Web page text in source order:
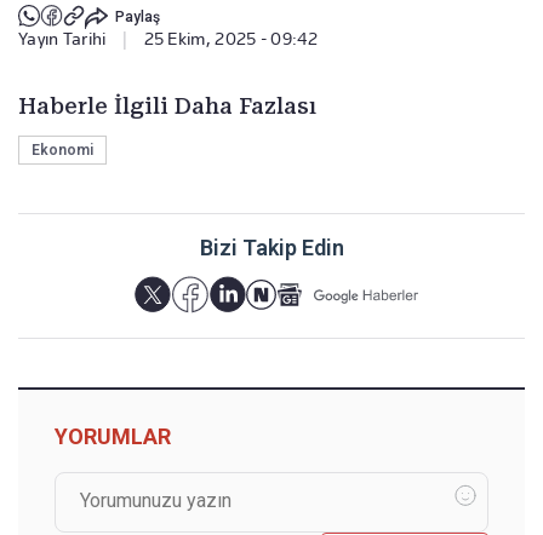
Paylaş
Yayın Tarihi 25 Ekim, 2025 - 09:42
Haberle İlgili Daha Fazlası
Ekonomi
Bizi Takip Edin
YORUMLAR